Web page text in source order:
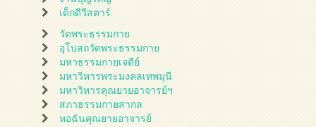
เด็กดีวีสตาร์
วัดพระธรรมกาย
อุโบสถวัดพระธรรมกาย
มหาธรรมกายเจดีย์
มหาวิหารพระมงคลเทพมุนี
มหาวิหารคุณยายอาจารย์ฯ
สภาธรรมกายสากล
หอฉันคุณยายอาจารย์